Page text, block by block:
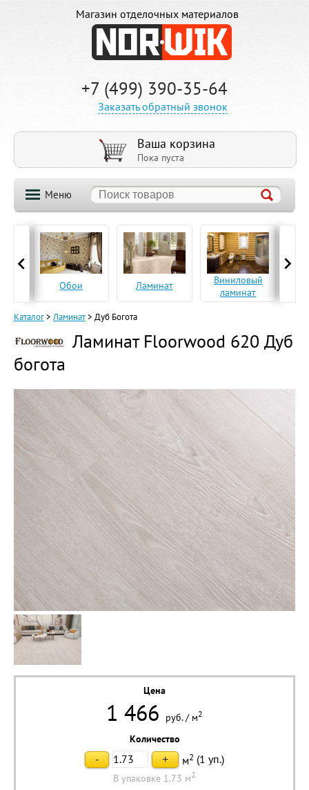
Магазин отделочных материалов
+7 (499) 390-35-64
Заказать обратный звонок
Ваша корзина
Пока пуста
Меню
Обои Ламинат
Виниловый
ламинат
Каталог> Ламинат> Дуб Богота
Ламинат Floorwood 620 Дуб
богота
Цена
1 466 руб./ м2
Количество
- + м2 (1 уп.)
В упаковке 1.73 м2